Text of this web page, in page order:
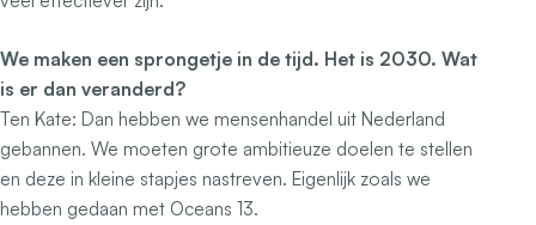
We maken een sprongetje in de tijd. Het is 2030. Wat
is er dan veranderd?
Ten Kate: Dan hebben we mensenhandel uit Nederland
gebannen. We moeten grote ambitieuze doelen te stellen
en deze in kleine stapjes nastreven. Eigenlijk zoals we
hebben gedaan met Oceans 13.